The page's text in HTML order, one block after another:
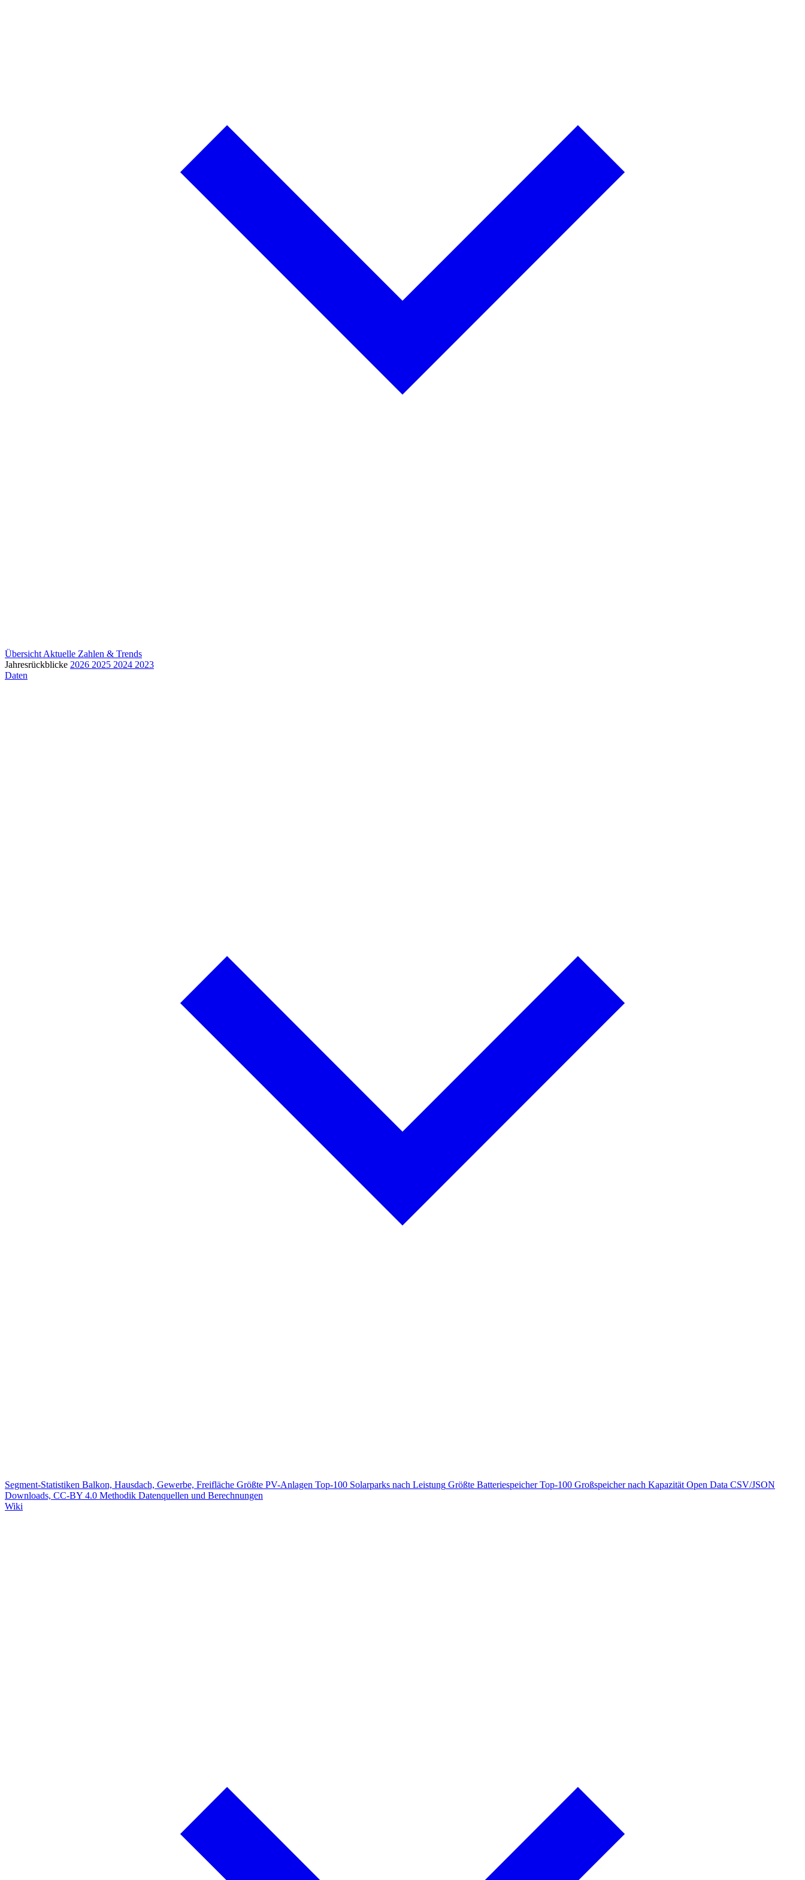
Übersicht Aktuelle Zahlen & Trends
Jahresrückblicke 2026 2025 2024 2023
Daten
Segment-Statistiken Balkon, Hausdach, Gewerbe, Freifläche Größte PV-Anlagen Top-100 Solarparks nach Leistung Größte Batteriespeicher Top-100 Großspeicher nach Kapazität Open Data CSV/JSON
Downloads, CC-BY 4.0 Methodik Datenquellen und Berechnungen
Wiki